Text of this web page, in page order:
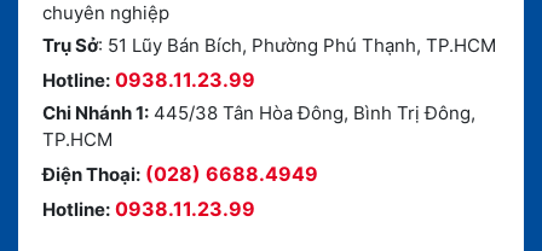
chuyên nghiệp
Trụ Sở: 51 Lũy Bán Bích, Phường Phú Thạnh, TP.HCM
Hotline: 0938.11.23.99
Chi Nhánh 1: 445/38 Tân Hòa Đông, Bình Trị Đông,
TP.HCM
Điện Thoại: (028) 6688.4949
Hotline: 0938.11.23.99